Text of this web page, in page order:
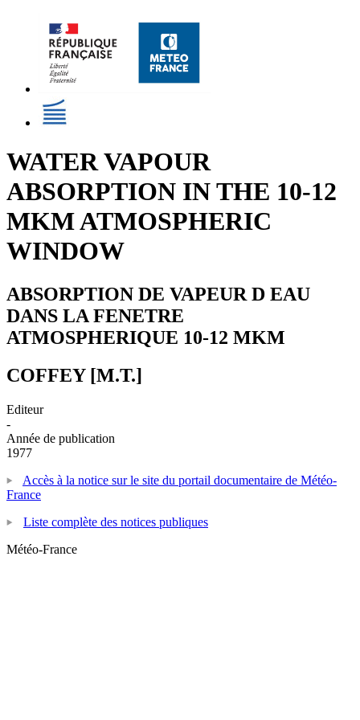
WATER VAPOUR
ABSORPTION IN THE 10-12
MKM ATMOSPHERIC
WINDOW
ABSORPTION DE VAPEUR D EAU
DANS LA FENETRE
ATMOSPHERIQUE 10-12 MKM
COFFEY [M.T.]
Editeur
-
Année de publication
1977
Accès à la notice sur le site du portail documentaire de Météo-
France
Liste complète des notices publiques
Météo-France